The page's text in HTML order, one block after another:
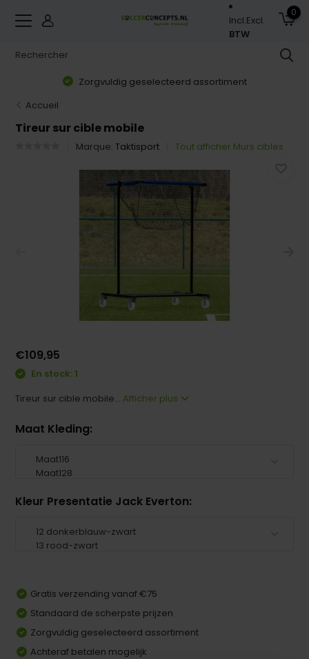
Incl.Excl.
BTW
0
Zorgvuldig geselecteerd assortiment
Accueil
Tireur sur cible mobile
Marque:Taktisport Tout afficher Murs cibles
€109,95
En stock: 1
Tireur sur cible mobile... Afficher plus
Maat Kleding:
Kleur Presentatie Jack Everton:
Gratis verzending vanaf €75
Standaard de scherpste prijzen
Zorgvuldig geselecteerd assortiment
Achteraf betalen mogelijk